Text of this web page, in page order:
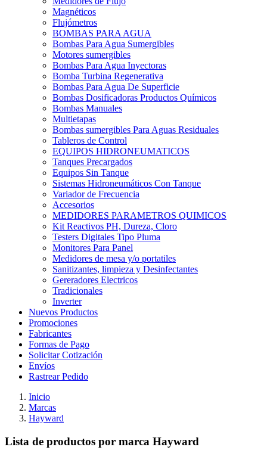
Magnéticos
Flujómetros
BOMBAS PARA AGUA
Bombas Para Agua Sumergibles
Motores sumergibles
Bombas Para Agua Inyectoras
Bomba Turbina Regenerativa
Bombas Para Agua De Superficie
Bombas Dosificadoras Productos Químicos
Bombas Manuales
Multietapas
Bombas sumergibles Para Aguas Residuales
Tableros de Control
EQUIPOS HIDRONEUMATICOS
Tanques Precargados
Equipos Sin Tanque
Sistemas Hidroneumáticos Con Tanque
Variador de Frecuencia
Accesorios
MEDIDORES PARAMETROS QUIMICOS
Kit Reactivos PH, Dureza, Cloro
Testers Digitales Tipo Pluma
Monitores Para Panel
Medidores de mesa y/o portatiles
Sanitizantes, limpieza y Desinfectantes
Gereradores Electricos
Tradicionales
Inverter
Nuevos Productos
Promociones
Fabricantes
Formas de Pago
Solicitar Cotización
Envíos
Rastrear Pedido
Inicio
Marcas
Hayward
Lista de productos por marca Hayward